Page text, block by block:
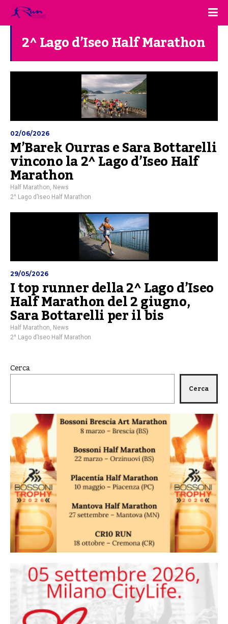
2^ Lago d’Iseo Half Marathon
02/06/2026
M’Barek Ourras e Sara Bottarelli
vincono la 2^ Lago d’Iseo Half
Marathon
Half Marathon News
2^ Lago d’Iseo Half Marathon
29/05/2026
I top runner della 2^ Lago d’Iseo
Half Marathon del 2 giugno,
Sara Bottarelli per il bis
Half Marathon, News
2^ Lago d’Iseo Half Marathon
Cerca
Cerca